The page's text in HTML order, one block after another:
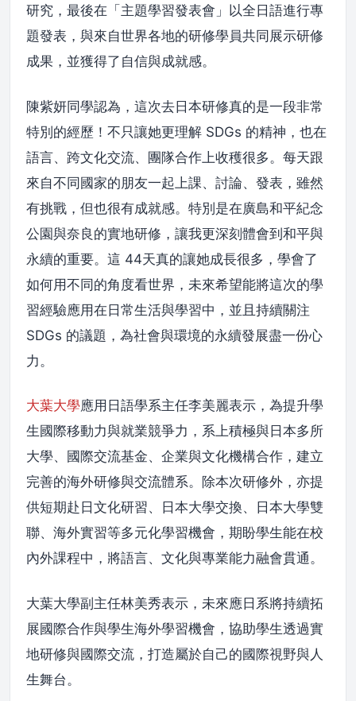
研究，最後在「主題學習發表會」以全日語進行專
題發表，與來自世界各地的研修學員共同展示研修
成果，並獲得了自信與成就感。
陳紫妍同學認為，這次去日本研修真的是一段非常
特別的經歷！不只讓她更理解 SDGs 的精神，也在
語言、跨文化交流、團隊合作上收穫很多。每天跟
來自不同國家的朋友一起上課、討論、發表，雖然
有挑戰，但也很有成就感。特別是在廣島和平紀念
公園與奈良的實地研修，讓我更深刻體會到和平與
永續的重要。這 44天真的讓她成長很多，學會了
如何用不同的角度看世界，未來希望能將這次的學
習經驗應用在日常生活與學習中，並且持續關注
SDGs 的議題，為社會與環境的永續發展盡一份心
力。
大葉大學應用日語學系主任李美麗表示，為提升學
生國際移動力與就業競爭力，系上積極與日本多所
大學、國際交流基金、企業與文化機構合作，建立
完善的海外研修與交流體系。除本次研修外，亦提
供短期赴日文化研習、日本大學交換、日本大學雙
聯、海外實習等多元化學習機會，期盼學生能在校
內外課程中，將語言、文化與專業能力融會貫通。
大葉大學副主任林美秀表示，未來應日系將持續拓
展國際合作與學生海外學習機會，協助學生透過實
地研修與國際交流，打造屬於自己的國際視野與人
生舞台。